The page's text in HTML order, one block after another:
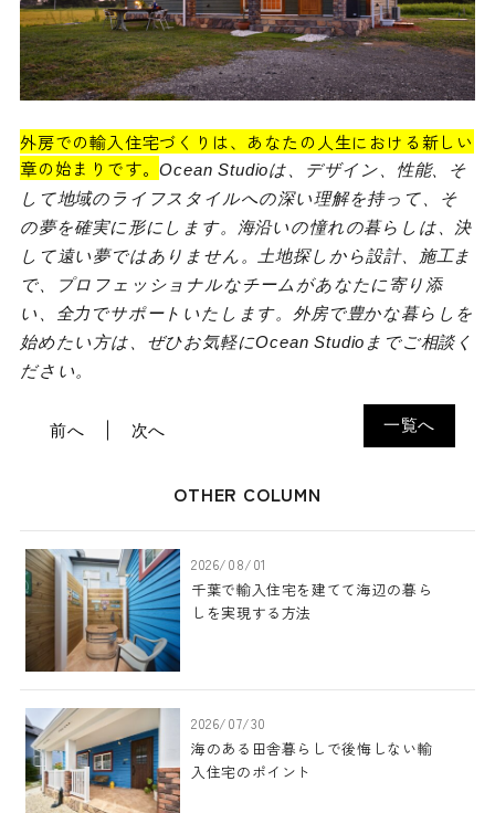
外房での輸入住宅づくりは、あなたの人生における新しい
章の始まりです。Ocean Studioは、デザイン、性能、そ
して地域のライフスタイルへの深い理解を持って、そ
の夢を確実に形にします。海沿いの憧れの暮らしは、決
して遠い夢ではありません。土地探しから設計、施工ま
で、プロフェッショナルなチームがあなたに寄り添
い、全力でサポートいたします。外房で豊かな暮らしを
始めたい方は、ぜひお気軽にOcean Studioまでご相談く
ださい。
一覧へ
前へ 次へ
OTHER COLUMN
2026/08/01
千葉で輸入住宅を建てて海辺の暮ら
しを実現する方法
2026/07/30
海のある田舎暮らしで後悔しない輸
入住宅のポイント